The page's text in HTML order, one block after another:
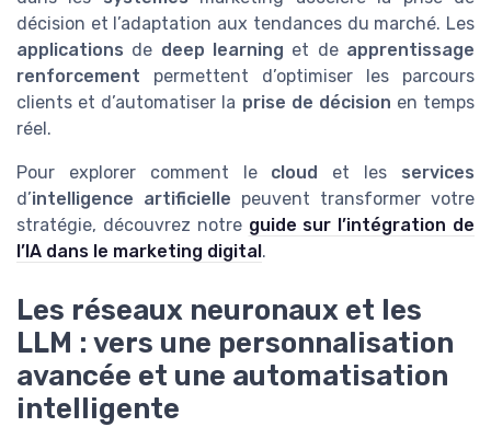
décision et l’adaptation aux tendances du marché. Les
applications de deep learning et de apprentissage
renforcement permettent d’optimiser les parcours
clients et d’automatiser la prise de décision en temps
réel.
Pour explorer comment le cloud et les services
d’intelligence artificielle peuvent transformer votre
stratégie, découvrez notre guide sur l’intégration de
l’IA dans le marketing digital .
Les réseaux neuronaux et les
LLM : vers une personnalisation
avancée et une automatisation
intelligente